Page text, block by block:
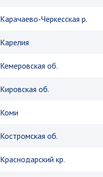
Карачаево-Черкесская р.
Карелия
Кемеровская об.
Кировская об.
Коми
Костромская об.
Краснодарский кр.